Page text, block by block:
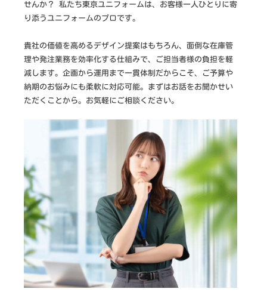
せんか？ 私たち東京ユニフォームは、お客様一人ひとりに寄
り添うユニフォームのプロです。
貴社の価値を高めるデザイン提案はもちろん、面倒な在庫管
理や発注業務を効率化する仕組みで、ご担当者様の負担を軽
減します。企画から運用まで一貫体制だからこそ、ご予算や
納期のお悩みにも柔軟に対応可能。まずはお話をお聞かせい
ただくことから。お気軽にご相談ください。